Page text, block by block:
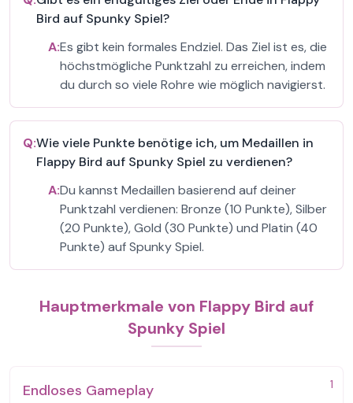
Bird auf Spunky Spiel?
A:Es gibt kein formales Endziel. Das Ziel ist es, die
höchstmögliche Punktzahl zu erreichen, indem
du durch so viele Rohre wie möglich navigierst.
Q:Wie viele Punkte benötige ich, um Medaillen in
Flappy Bird auf Spunky Spiel zu verdienen?
A:Du kannst Medaillen basierend auf deiner
Punktzahl verdienen: Bronze (10 Punkte), Silber
(20 Punkte), Gold (30 Punkte) und Platin (40
Punkte) auf Spunky Spiel.
Hauptmerkmale von Flappy Bird auf
Spunky Spiel
1
Endloses Gameplay